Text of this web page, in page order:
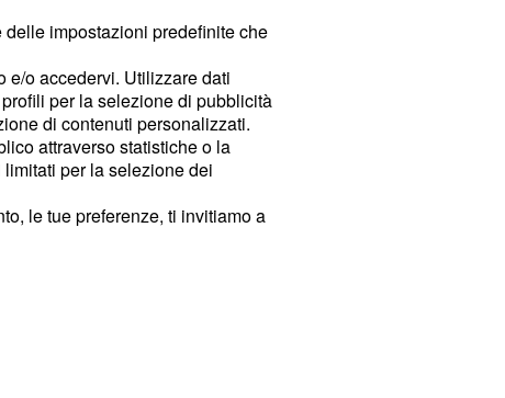
impostazioni predefinite che
e/o accedervi. Utilizzare dati
per la selezione di pubblicità
di contenuti personalizzati.
attraverso statistiche o la
per la selezione dei
le tue preferenze, ti invitiamo a